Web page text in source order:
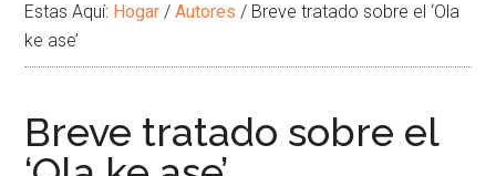
Estas Aquí: Hogar / Autores / Breve tratado sobre el ‘Ola
ke ase’
Breve tratado sobre el